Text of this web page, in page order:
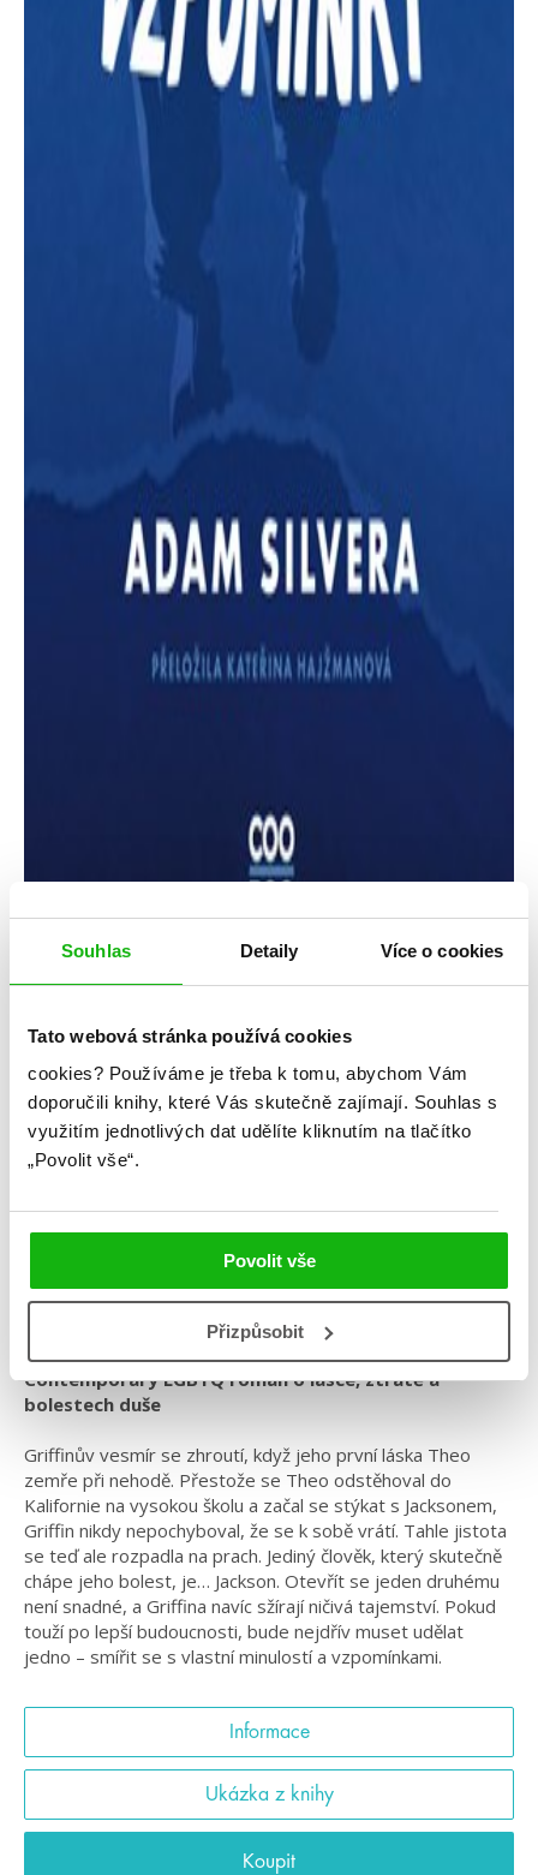
Souhlas Detaily Více o cookies
Tato webová stránka používá cookies
cookies? Používáme je třeba k tomu, abychom Vám
doporučili knihy, které Vás skutečně zajímají. Souhlas s
využitím jednotlivých dat udělíte kliknutím na tlačítko
„Povolit vše“.
Povolit vše
Přizpůsobit
Zanechal jsi mi jen vzpomínky
Adam Silvera
#adamsilvera
Contemporary LGBTQ román o lásce, ztrátě a
bolestech duše
Griffinův vesmír se zhroutí, když jeho první láska Theo
zemře při nehodě. Přestože se Theo odstěhoval do
Kalifornie na vysokou školu a začal se stýkat s Jacksonem,
Griffin nikdy nepochyboval, že se k sobě vrátí. Tahle jistota
se teď ale rozpadla na prach. Jediný člověk, který skutečně
chápe jeho bolest, je… Jackson. Otevřít se jeden druhému
není snadné, a Griffina navíc sžírají ničivá tajemství. Pokud
touží po lepší budoucnosti, bude nejdřív muset udělat
jedno – smířit se s vlastní minulostí a vzpomínkami.
Informace
Ukázka z knihy
Koupit